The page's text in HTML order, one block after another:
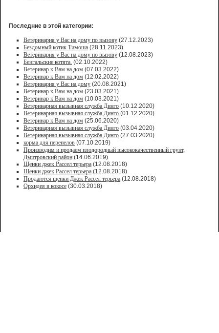
Последние в этой категории:
Ветеринария у Вас на дому по вызову (27.12.2023)
Бездомный котик Тимоша (28.11.2023)
Ветеринария у Вас на дому по вызову (12.08.2023)
Бенгальские котята. (02.10.2022)
Ветеринар к Вам на дом (07.03.2022)
Ветеринар к Вам на дом (12.02.2022)
Ветеринария у Вас на дому (20.08.2021)
Ветеринар к Вам на дом (23.03.2021)
Ветеринар к Вам на дом (10.03.2021)
Ветеринарная вызывная служба Динго (10.12.2020)
Ветеринарная вызывная служба Динго (01.12.2020)
Ветеринар к Вам на дом (25.06.2020)
Ветеринарная вызывная служба Динго (03.04.2020)
Ветеринарная вызывная служба Динго (27.03.2020)
корма для перепелов (07.10.2019)
Производим и продаем плодородный высококачественный грунт,
Дмитровский район (14.06.2019)
Щенки джек Рассел терьера (12.08.2018)
Щенки джек Рассел терьера (12.08.2018)
Продаются щенки Джек Рассел терьера (12.08.2018)
Орхидея в кокосе (30.03.2018)